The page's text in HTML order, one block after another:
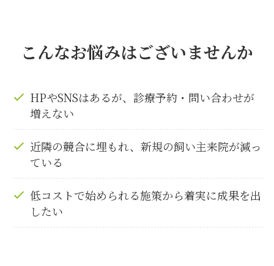
こんなお悩みはございませんか
HPやSNSはあるが、診療予約・問い合わせが
増えない
近隣の競合に埋もれ、新規の飼い主来院が減っ
ている
低コストで始められる施策から着実に成果を出
したい